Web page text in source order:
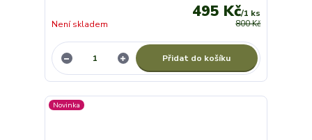
800 Kč
495 Kč/1 ks
Není skladem
Přidat do košíku
Novinka